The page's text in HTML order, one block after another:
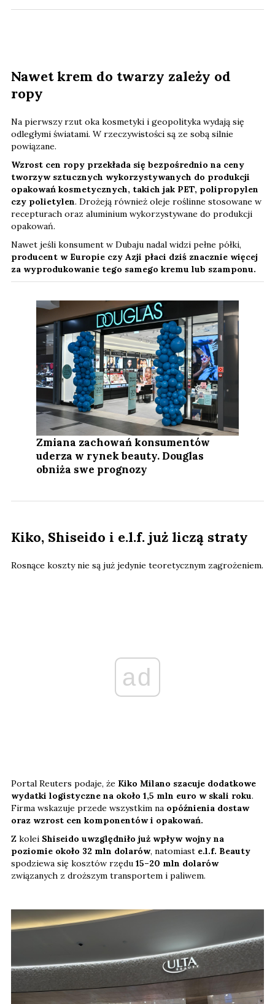
Nawet krem do twarzy zależy od
ropy
Na pierwszy rzut oka kosmetyki i geopolityka wydają się
odległymi światami. W rzeczywistości są ze sobą silnie
powiązane.
Wzrost cen ropy przekłada się bezpośrednio na ceny
tworzyw sztucznych wykorzystywanych do produkcji
opakowań kosmetycznych, takich jak PET, polipropylen
czy polietylen. Drożeją również oleje roślinne stosowane w
recepturach oraz aluminium wykorzystywane do produkcji
opakowań.
Nawet jeśli konsument w Dubaju nadal widzi pełne półki,
producent w Europie czy Azji płaci dziś znacznie więcej
za wyprodukowanie tego samego kremu lub szamponu.
Zmiana zachowań konsumentów
uderza w rynek beauty. Douglas
obniża swe prognozy
Kiko, Shiseido i e.l.f. już liczą straty
Rosnące koszty nie są już jedynie teoretycznym zagrożeniem.
ad
Portal Reuters podaje, że Kiko Milano szacuje dodatkowe
wydatki logistyczne na około 1,5 mln euro w skali roku.
Firma wskazuje przede wszystkim na opóźnienia dostaw
oraz wzrost cen komponentów i opakowań.
Z kolei Shiseido uwzględniło już wpływ wojny na
poziomie około 32 mln dolarów, natomiast e.l.f. Beauty
spodziewa się kosztów rzędu 15–20 mln dolarów
związanych z droższym transportem i paliwem.